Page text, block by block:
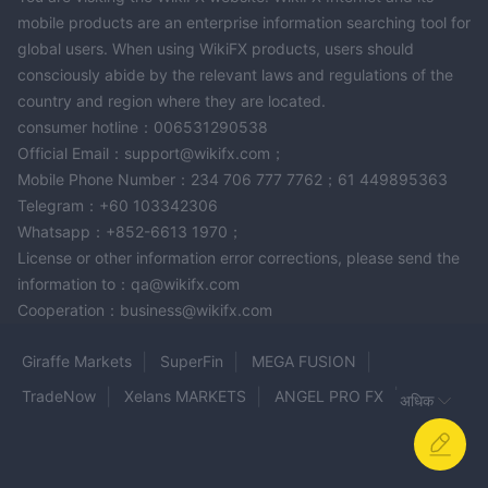
क्या मैं ट्रेडिंग का अभ्यास कर सकता हूँ?
हाँ, DCO MARKET एक डेमो खाता प्रदान करता है।
क्या मोबाइल ट्रेडिंग संभव है?
हाँ, मोबाइल ट्रेडिंग समर्थित है।
mobile products are an enterprise information searching tool for
global users. When using WikiFX products, users should
consciously abide by the relevant laws and regulations of the
country and region where they are located.
consumer hotline：006531290538
Official Email：support@wikifx.com；
Mobile Phone Number：234 706 777 7762；61 449895363
Telegram：+60 103342306
Whatsapp：+852-6613 1970；
License or other information error corrections, please send the
information to：qa@wikifx.com
Cooperation：business@wikifx.com
Giraffe Markets SuperFin
MEGA FUSION
TradeNow
Xelans MARKETS
ANGEL PRO FX
JustForex
अधिक